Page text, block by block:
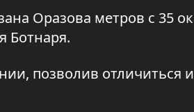
Оразова метров с 35
Ботнаря.
позволив отличиться